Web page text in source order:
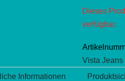
Dieses
verfügbar.
Vista
Informationen